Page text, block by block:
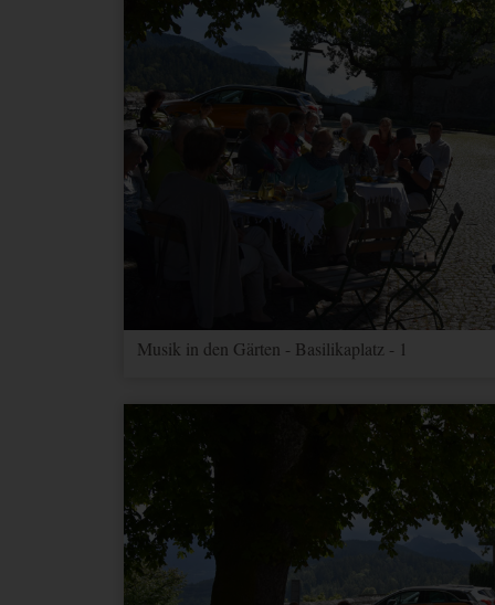
Musik in den Gärten - Basilikaplatz - 1